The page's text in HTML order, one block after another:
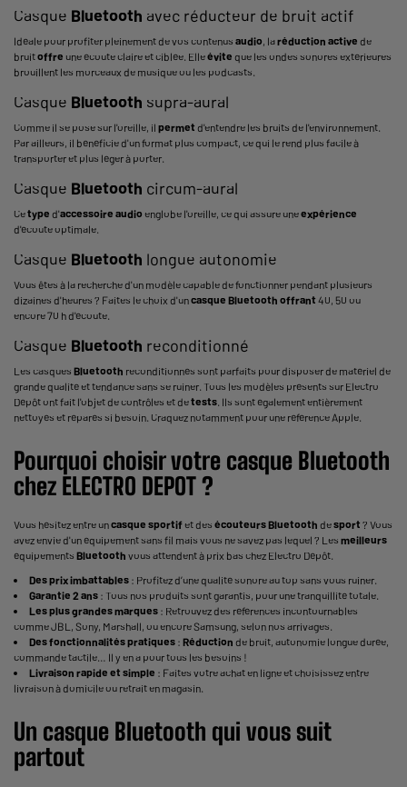
Casque Bluetooth avec réducteur de bruit actif
Idéale pour profiter pleinement de vos contenus audio, laréduction active de
bruitoffre une écoute claire et ciblée. Elleévite que les ondes sonores extérieures
brouillent les morceaux de musique ou les podcasts.
Casque Bluetooth supra-aural
Comme il se pose sur l'oreille, il permet d'entendre les bruits de l'environnement.
Par ailleurs, il bénéficie d'un format plus compact, ce qui le rend plus facile à
transporter et plus léger à porter.
Casque Bluetooth circum-aural
Cetype d'accessoire audio englobe l'oreille, ce qui assure uneexpérience
d'écoute optimale.
Casque Bluetooth longue autonomie
Vous êtes à la recherche d'un modèle capable de fonctionner pendant plusieurs
dizaines d'heures ? Faites le choix d'uncasque Bluetooth offrant 40, 50 ou
encore 70 h d'écoute.
Casque Bluetooth reconditionné
Les casques Bluetooth reconditionnés sont parfaits pour disposer de matériel de
grande qualité et tendance sans se ruiner. Tous les modèles présents sur Electro
Dépôt ont fait l'objet de contrôles et detests. Ils sont également entièrement
nettoyés et réparés si besoin. Craquez notamment pour une référence Apple.
Pourquoi choisir votre casque Bluetooth
chez ELECTRO DEPOT ?
Vous hésitez entre uncasque sportifet des écouteursBluetooth desport ? Vous
avez envie d'un équipement sans fil mais vous ne savez pas lequel ? Les meilleurs
équipements Bluetooth vous attendent à prix bas chez Electro Dépôt.
Des prix imbattables : Profitez d’une qualité sonore au top sans vous ruiner.
Garantie 2 ans : Tous nos produits sont garantis, pour une tranquillité totale.
Les plus grandes marques : Retrouvez des références incontournables
comme JBL, Sony, Marshall, ou encore Samsung, selon nos arrivages.
Des fonctionnalités pratiques : Réduction de bruit, autonomie longue durée,
commande tactile… Il y en a pour tous les besoins !
Livraison rapide et simple : Faites votre achat en ligne et choisissez entre
livraison à domicile ou retrait en magasin.
Un casque Bluetooth qui vous suit
partout